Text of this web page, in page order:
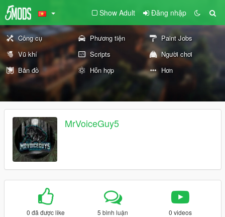
Show Adult Đăng nhập
Công cụ Phương tiện
Paint Jobs
Vũ khí
Scripts
Người chơi
Bản đồ
Hỗn hợp Hơn
MrVoiceGuy5
0 đã được like 5 bình luận 0 videos